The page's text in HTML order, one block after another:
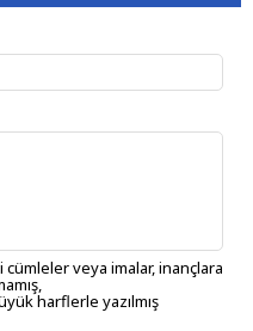
veya imalar, inançlara
harflerle yazılmış